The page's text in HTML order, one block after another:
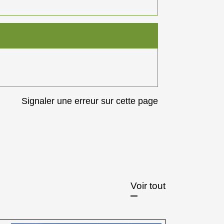
Signaler une erreur sur cette page
Voir tout